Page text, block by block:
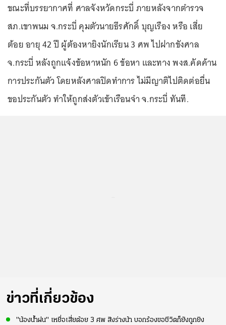
ขณะที่บรรยากาศที่ ศาลจังหวัดกระบี่ ภายหลังจากตำรวจ
สภ.เขาพนม จ.กระบี่ คุมตัวนายธีรศักดิ์ บุญเรือง หรือ เสี่ย
ต้อย อายุ 42 ปี ผู้ต้องหายิงนักเรียน 3 ศพ ไปฝากขังศาล
จ.กระบี่ หลังถูกแจ้งข้อหาหนัก 6 ข้อหา และทาง พงส.คัดค้าน
การประกันตัว โดยหลังศาลปิดทำการ ไม่มีญาติไปติดต่อยื่น
ขอประกันตัว ทำให้ถูกส่งตัวเข้าเรือนจำ จ.กระบี่ ทันที.
ข่าวที่เกี่ยวข้อง
"น้องน้ำฝน" เหยื่อเสี่ยต้อย 3 ศพ สิงร่างน้า บอกร้องขอชีวิตก็ยังถูกยิง